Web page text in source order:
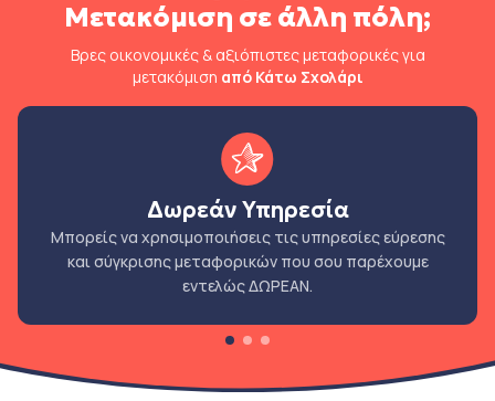
Μετακόμιση σε άλλη πόλη;
Βρες οικονομικές & αξιόπιστες μεταφορικές για
μετακόμιση από Κάτω Σχολάρι
Δωρεάν Υπηρεσία
Μπορείς να χρησιμοποιήσεις τις υπηρεσίες εύρεσης
και σύγκρισης μεταφορικών που σου παρέχουμε
εντελώς ΔΩΡΕΑΝ.